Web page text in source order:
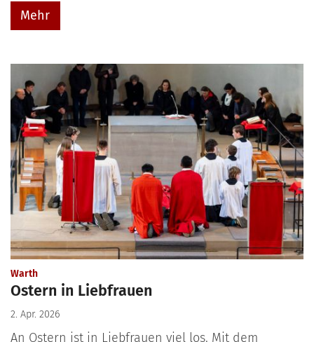
Mehr
Warth:
Ostern in Liebfrauen
2. Apr. 2026
An Ostern ist in Liebfrauen viel los. Mit dem